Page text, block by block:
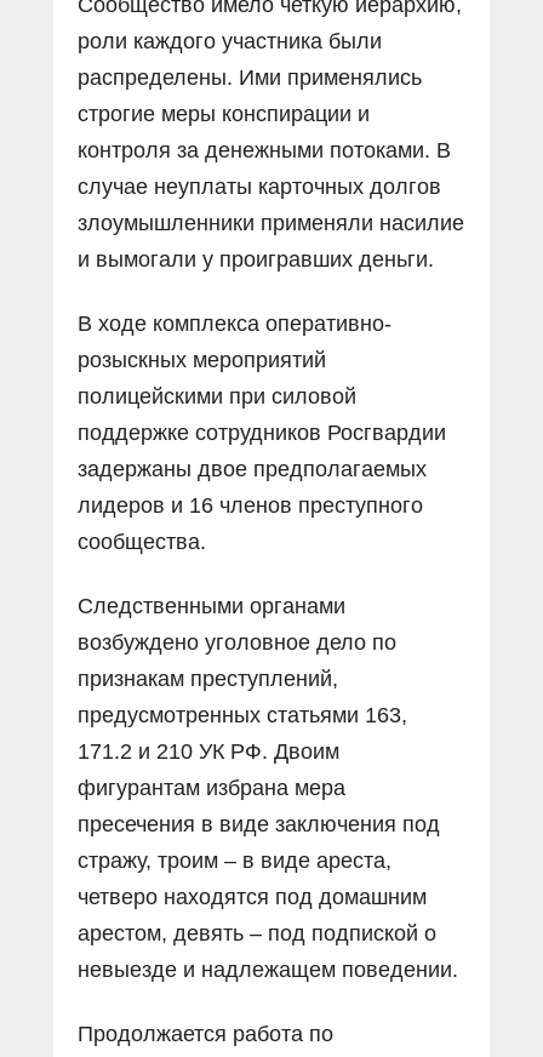
Сообщество имело четкую иерархию,
роли каждого участника были
распределены. Ими применялись
строгие меры конспирации и
контроля за денежными потоками. В
случае неуплаты карточных долгов
злоумышленники применяли насилие
и вымогали у проигравших деньги.
В ходе комплекса оперативно-
розыскных мероприятий
полицейскими при силовой
поддержке сотрудников Росгвардии
задержаны двое предполагаемых
лидеров и 16 членов преступного
сообщества.
Следственными органами
возбуждено уголовное дело по
признакам преступлений,
предусмотренных статьями 163,
171.2 и 210 УК РФ. Двоим
фигурантам избрана мера
пресечения в виде заключения под
стражу, троим – в виде ареста,
четверо находятся под домашним
арестом, девять – под подпиской о
невыезде и надлежащем поведении.
Продолжается работа по